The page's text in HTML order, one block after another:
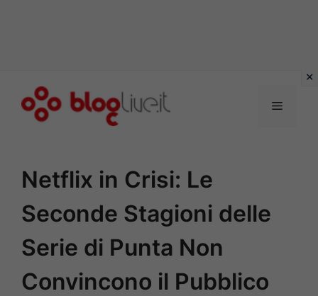
Menu
Netflix in Crisi: Le
Seconde Stagioni delle
Serie di Punta Non
Convincono il Pubblico